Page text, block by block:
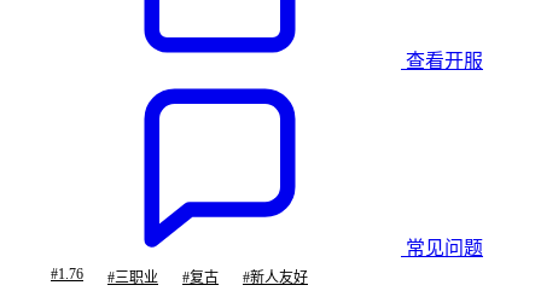
查看开服
常见问题
#1.76 #三职业 #复古 #新人友好